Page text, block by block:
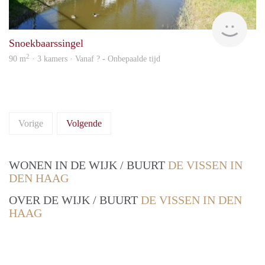
rent
Snoekbaarssingel
90 m2 · 3 kamers · Vanaf ? - Onbepaalde tijd
Vorige Volgende
WONEN IN DE WIJK / BUURT DE VISSEN IN
DEN HAAG
OVER DE WIJK / BUURT DE VISSEN IN DEN
HAAG